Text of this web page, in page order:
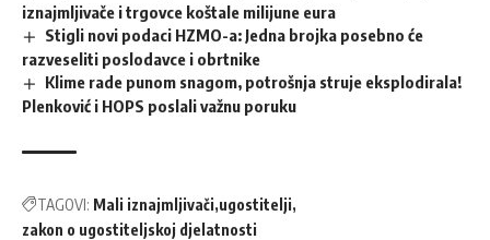
iznajmljivače i trgovce koštale milijune eura
Stigli novi podaci HZMO-a: Jedna brojka posebno će
razveseliti poslodavce i obrtnike
Klime rade punom snagom, potrošnja struje eksplodirala!
Plenković i HOPS poslali važnu poruku
TAGOVI: Mali iznajmljivači ugostitelji
zakon o ugostiteljskoj djelatnosti